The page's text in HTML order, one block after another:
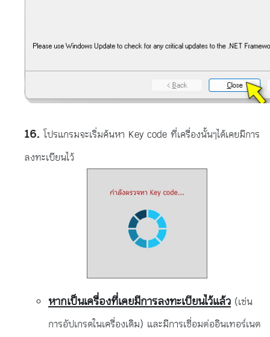
โปรแกรมจะเริ่มค้นหา Key code ที่เครื่องนั้นๆได้เคยมีการ
ลงทะเบียนไว้
หากเป็นเครื่องที่เคยมีการลงทะเบียนไว้แล้ว (เช่น
การอัปเกรดในเครื่องเดิม) และมีการเชื่อมต่ออินเทอร์เนต